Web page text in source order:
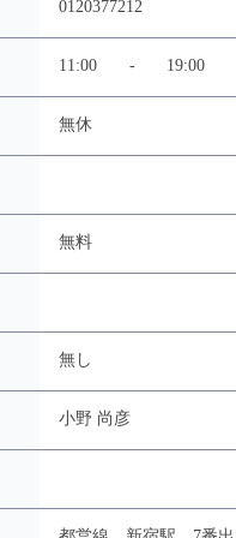
0120377212
11:00 - 19:00
無休
無料
無し
小野 尚彦